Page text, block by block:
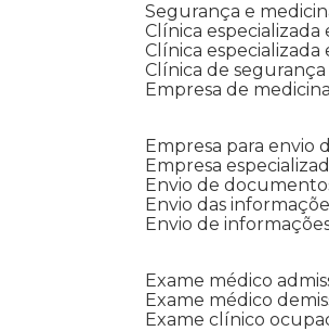
Segurança e
Clínica
Clínica
Clínica de
Empresa de
Empresa para envio
Empresa
Envio de
Envio das
Envio de
Exame médico
Exame médico
Exame clínico